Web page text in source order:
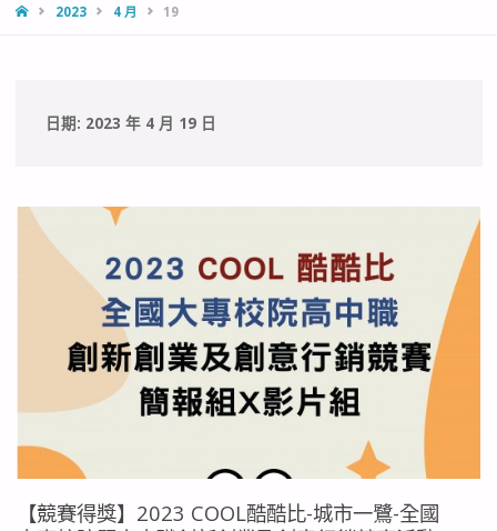
HOME2023 4 月 19
日期: 2023 年 4 月 19 日
【競賽得獎】2023 COOL酷酷比-城市一鷺-全國